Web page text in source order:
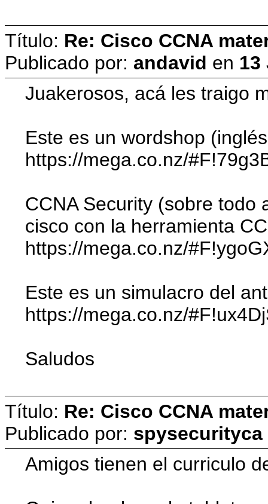
Título: Re: Cisco CCNA
Publicado por: andavid en 13
Juakerosos, acá les traigo
Este es un wordshop
https://mega.co.nz/
CCNA Security (sobre todo
cisco con la herramienta
https://mega.co.nz/
Este es un simulacro del
https://mega.co.nz/
Saludos
Título: Re: Cisco CCNA
Publicado por: spysecurityca
Amigos tienen el curriculo